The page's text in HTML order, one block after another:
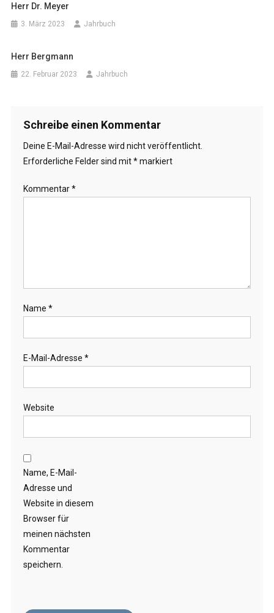
Herr Dr. Meyer
3. März 2023 Jahrbuch
Herr Bergmann
22. Februar 2023 Jahrbuch
Schreibe einen Kommentar
Deine E-Mail-Adresse wird nicht veröffentlicht.
Erforderliche Felder sind mit*markiert
Kommentar*
Name *
E-Mail-Adresse *
Website
Name, E-Mail-
Adresse und
Website in diesem
Browser für
meinen nächsten
Kommentar
speichern.